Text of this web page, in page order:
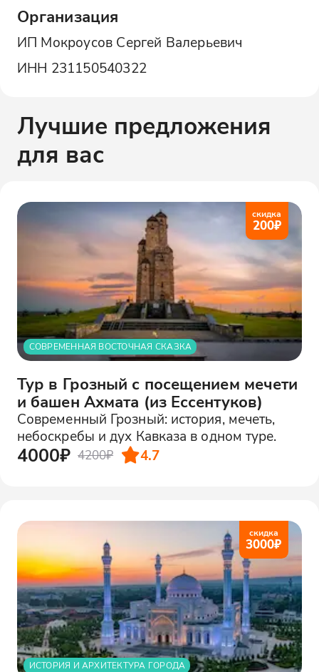
Организация
ИП Мокроусов Сергей Валерьевич
ИНН 231150540322
Лучшие предложения
для вас
скидка
200₽
СОВРЕМЕННАЯ ВОСТОЧНАЯ СКАЗКА
Тур в Грозный с посещением мечети
и башен Ахмата (из Ессентуков)
Современный Грозный: история, мечеть,
небоскребы и дух Кавказа в одном туре.
4000₽ 4200₽ 4.7
скидка
3000₽
ИСТОРИЯ И АРХИТЕКТУРА ГОРОДА